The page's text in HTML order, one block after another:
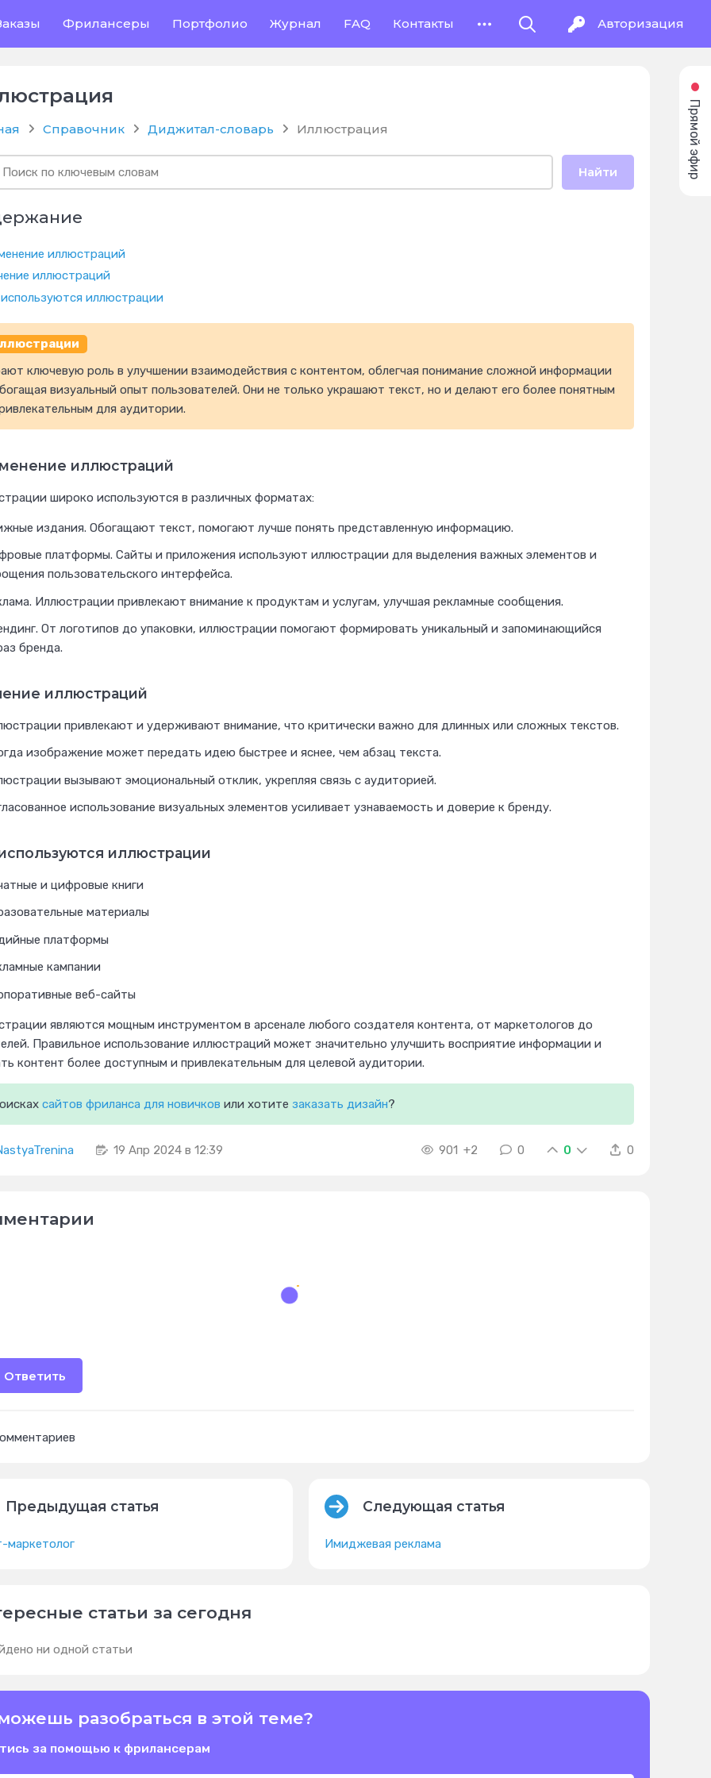
Фрилансеры Портфолио Журнал FAQ Контакты Авторизация
Справочник Диджитал-словарь Иллюстрация
Найти
иллюстраций
иллюстраций
иллюстрации
ключевую роль в улучшении взаимодействия с контентом, облегчая понимание сложной информации
визуальный опыт пользователей. Они не только украшают текст, но и делают его более понятным
для аудитории.
иллюстраций
широко используются в различных форматах:
издания. Обогащают текст, помогают лучше понять представленную информацию.
платформы. Сайты и приложения используют иллюстрации для выделения важных элементов и
пользовательского интерфейса.
Иллюстрации привлекают внимание к продуктам и услугам, улучшая рекламные сообщения.
От логотипов до упаковки, иллюстрации помогают формировать уникальный и запоминающийся
бренда.
иллюстраций
привлекают и удерживают внимание, что критически важно для длинных или сложных текстов.
изображение может передать идею быстрее и яснее, чем абзац текста.
вызывают эмоциональный отклик, укрепляя связь с аудиторией.
использование визуальных элементов усиливает узнаваемость и доверие к бренду.
иллюстрации
и цифровые книги
материалы
платформы
кампании
веб-сайты
являются мощным инструментом в арсенале любого создателя контента, от маркетологов до
Правильное использование иллюстраций может значительно улучшить восприятие информации и
контент более доступным и привлекательным для целевой аудитории.
сайтов фриланса для новичков или хотите заказать дизайн?
19 Апр 2024 в 12:39 901 +2 0 0 0
Ответить
Предыдущая статья
маркетолог
Следующая статья
Имиджевая реклама
статьи за сегодня
ни одной статьи
разобраться в этой теме?
за помощью к фрилансерам
Прямой эфир